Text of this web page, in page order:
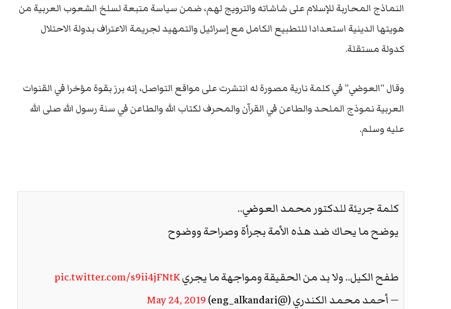
النماذج المحاربة للإسلام على شاشاته والترويج لهم، ضمن سياسة متبعة لسلخ الشعوب العربية من
هويتها الدينية استعدادا للتطبيع الكامل مع إسرائيل والتمهيد لجريمة الاعتراف بدولة الاحتلال
كدولة مستقلة.
وقال “العوضي” في كلمة نارية مصورة له انتشرت على مواقع التواصل، إنه برز بقوة مؤخرا في القنوات
العربية نموذج الملحد والطاعن في القرآن والمحرف لكتاب الله والطاعن في سنة رسول الله صلى الله
عليه وسلم.
كلمة جريئة للدكتور محمد العوضي..
يوضح ما يحاك ضد هذه الأمة بجرأة وصراحة ووضوح
طفح الكيل.. ولا بد من الحقيقة ومواجهة ما يجريpic.twitter.com/s9ii4jFNtK
— أحمد محمد الكندري (@eng_alkandari)
May 24, 2019